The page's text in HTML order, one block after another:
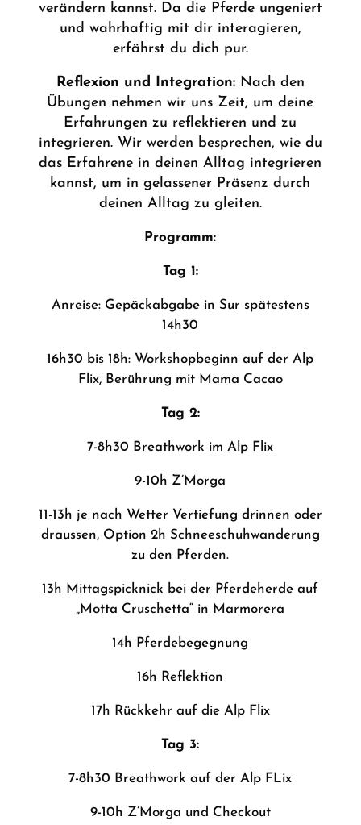
verändern kannst. Da die Pferde ungeniert
und wahrhaftig mit dir interagieren,
erfährst du dich pur.
Reflexion und Integration:Nach den
Übungen nehmen wir uns Zeit, um deine
Erfahrungen zu reflektieren und zu
integrieren. Wir werden besprechen, wie du
das Erfahrene in deinen Alltag integrieren
kannst, um in gelassener Präsenz durch
deinen Alltag zu gleiten.
Programm:
Tag 1:
Anreise: Gepäckabgabe in Sur spätestens
14h30
16h30 bis 18h: Workshopbeginn auf der Alp
Flix, Berührung mit Mama Cacao
Tag 2:
7-8h30 Breathwork im Alp Flix
9-10h Z’Morga
11-13h je nach Wetter Vertiefung drinnen oder
draussen, Option 2h Schneeschuhwanderung
zu den Pferden.
13h Mittagspicknick bei der Pferdeherde auf
„Motta Cruschetta“ in Marmorera
14h Pferdebegegnung
16h Reflektion
17h Rückkehr auf die Alp Flix
Tag 3:
7-8h30 Breathwork auf der Alp FLix
9-10h Z’Morga und Checkout